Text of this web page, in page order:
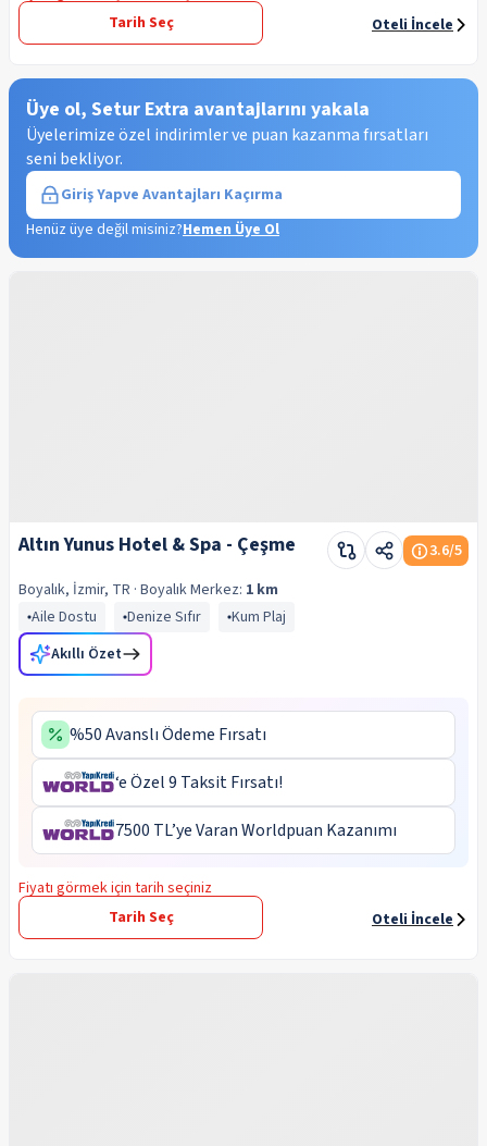
Tarih Seç
Oteli İncele
Üye ol, Setur Extra avantajlarını yakala
Üyelerimize özel indirimler ve puan kazanma fırsatları
seni bekliyor.
Giriş Yapve Avantajları Kaçırma
Henüz üye değil misiniz?Hemen Üye Ol
Altın Yunus Hotel & Spa - Çeşme 3.6/5
Boyalık, İzmir, TR · BoyalıkMerkez: 1 km
Aile Dostu
Denize Sıfır
Kum Plaj
Akıllı Özet
%50 Avanslı Ödeme Fırsatı
‘e Özel 9 Taksit Fırsatı!
7500 TL’ye Varan Worldpuan Kazanımı
Fiyatı görmek için tarih seçiniz
Tarih Seç
Oteli İncele